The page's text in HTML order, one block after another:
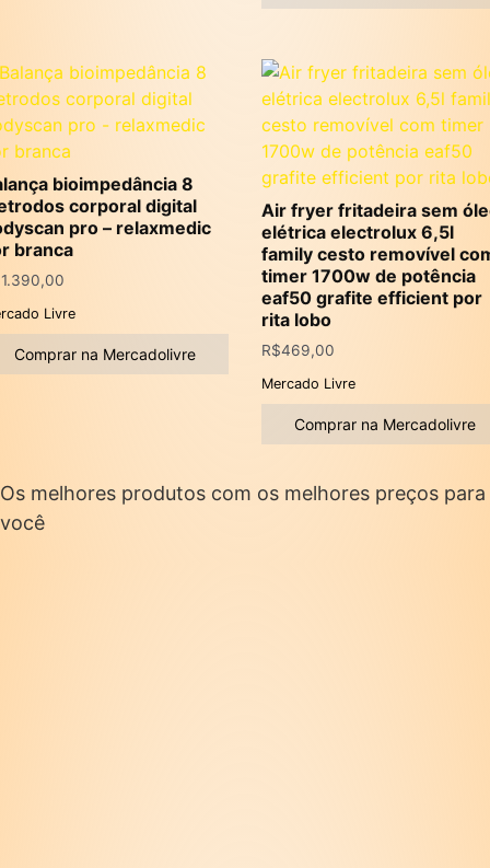
bioimpedância 8
corporal digital
pro – relaxmedic
branca
1.390,00
Livre
Comprar na Mercadolivre
Air fryer fritadeira sem
elétrica electrolux 6,5l
family cesto removível
timer 1700w de potência
eaf50 grafite efficient por
rita lobo
R$469,00
Mercado Livre
Comprar na Mercadolivre
Os melhores produtos com os melhores preços para
você